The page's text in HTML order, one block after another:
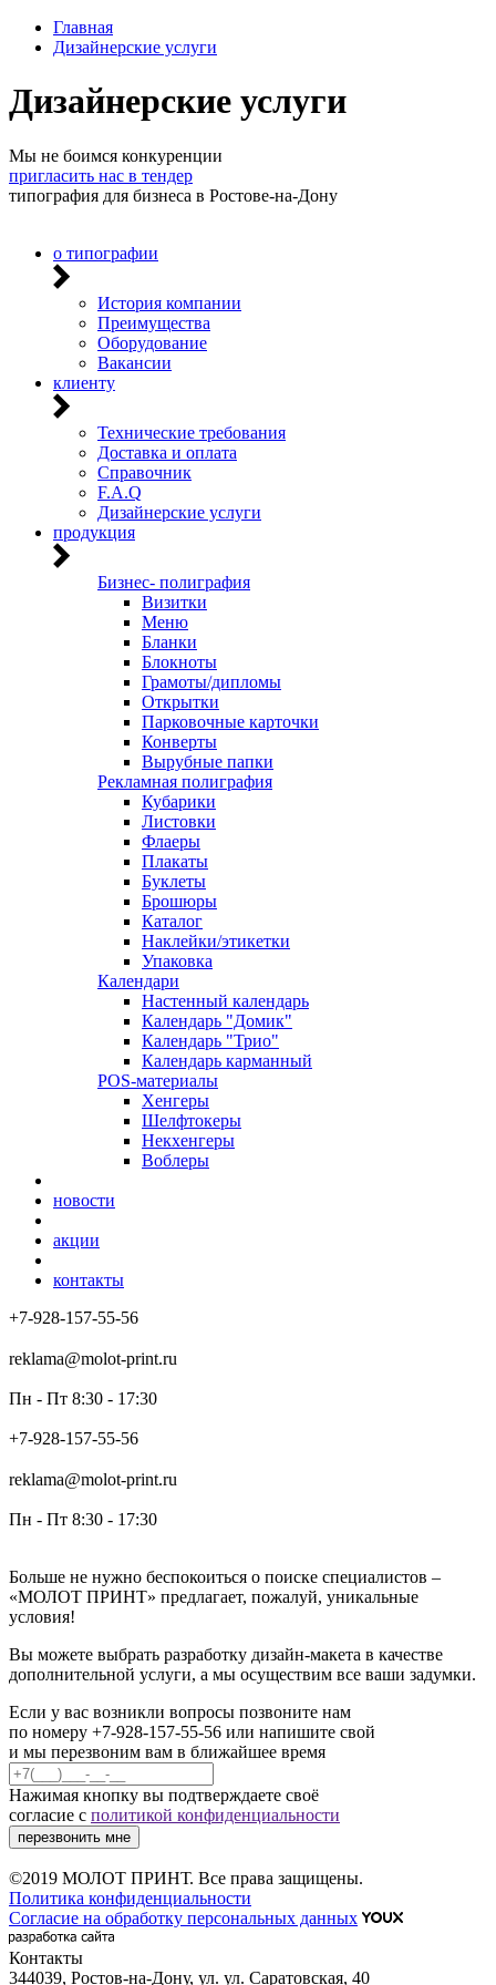
Главная
Дизайнерские услуги
Дизайнерские услуги
Мы не боимся конкуренции
пригласить нас в тендер
типография для бизнеса в Ростове-на-Дону
о типографии
История компании
Преимущества
Оборудование
Вакансии
клиенту
Технические требования
Доставка и оплата
Справочник
F.A.Q
Дизайнерские услуги
продукция
Бизнес- полиграфия
Визитки
Меню
Бланки
Блокноты
Грамоты/дипломы
Открытки
Парковочные карточки
Конверты
Вырубные папки
Рекламная полиграфия
Кубарики
Листовки
Флаеры
Плакаты
Буклеты
Брошюры
Каталог
Наклейки/этикетки
Упаковка
Календари
Настенный календарь
Календарь "Домик"
Календарь "Трио"
Календарь карманный
POS-материалы
Хенгеры
Шелфтокеры
Некхенгеры
Воблеры
новости
акции
контакты
+7-928-157-55-56
reklama@molot-print.ru
Пн - Пт 8:30 - 17:30
+7-928-157-55-56
reklama@molot-print.ru
Пн - Пт 8:30 - 17:30
Больше не нужно беспокоиться о поиске специалистов –
«МОЛОТ ПРИНТ» предлагает, пожалуй, уникальные
условия!
Вы можете выбрать разработку дизайн-макета в качестве
дополнительной услуги, а мы осуществим все ваши задумки.
Если у вас возникли вопросы позвоните нам
по номеру +7-928-157-55-56 или напишите свой
и мы перезвоним вам в ближайшее время
Нажимая кнопку вы подтверждаете своё
согласие с политикой конфиденциальности
перезвонить мне
©2019 МОЛОТ ПРИНТ. Все права защищены.
Политика конфиденциальности
Согласие на обработку персональных данных
Контакты
344039, Ростов-на-Дону, ул. ул. Саратовская, 40